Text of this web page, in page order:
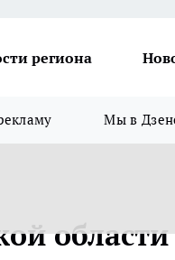
региона
Мы в